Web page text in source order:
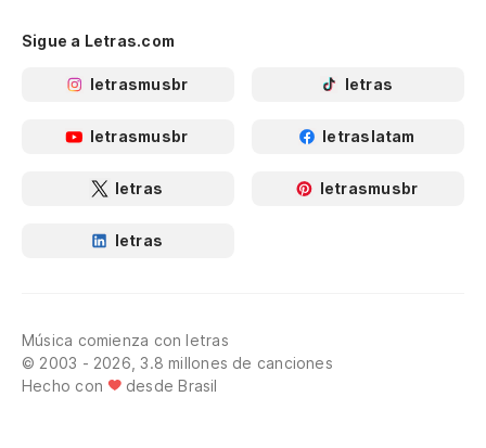
Sigue a Letras.com
letrasmusbr letras
letrasmusbr letraslatam
letras letrasmusbr
letras
Música comienza con letras
© 2003 - 2026, 3.8 millones de canciones
Hecho con
desde Brasil